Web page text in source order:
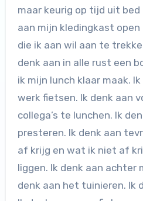
maar keurig op tijd uit
aan mijn kledingkast open
die ik aan wil aan te
denk aan in alle rust een
ik mijn lunch klaar maak.
werk fietsen. Ik denk aan
collega’s te lunchen. Ik
presteren. Ik denk aan
af krijg en wat ik niet af
liggen. Ik denk aan achter
denk aan het tuinieren. Ik